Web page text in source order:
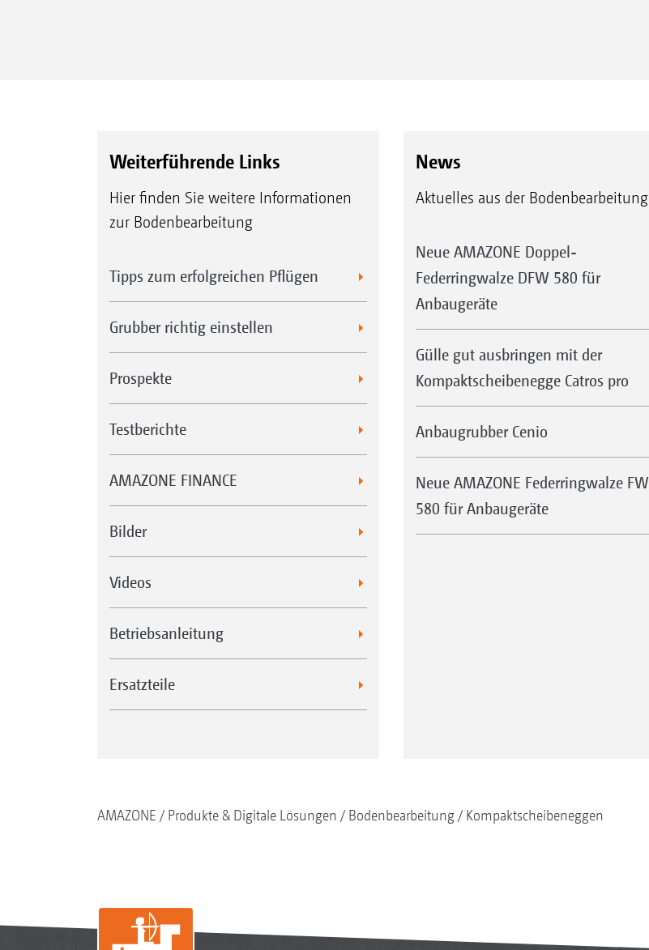
Weiterführende Links
Hier finden Sie weitere Informationen
zur Bodenbearbeitung
Tipps zum erfolgreichen Pflügen
Grubber richtig einstellen
Prospekte
Testberichte
AMAZONE FINANCE
Bilder
Videos
Betriebsanleitung
Ersatzteile
News
Aktuelles aus der Bodenbearbeitung
Neue AMAZONE Doppel-
Federringwalze DFW 580 für
Anbaugeräte
Gülle gut ausbringen mit der
Kompaktscheibenegge Catros pro
Anbaugrubber Cenio
Neue AMAZONE Federringwalze FW
580 für Anbaugeräte
AMAZONE Produkte & Digitale Lösungen Bodenbearbeitung Kompaktscheibeneggen